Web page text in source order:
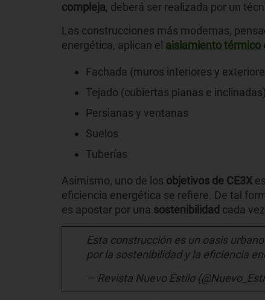
compleja, deberá ser realizada por un
Las construcciones más modernas,
energética, aplican el aislamiento térmico
Fachada (muros interiores y
Tejado (cubiertas planas e inclinadas)
Persianas y ventanas
Suelos
Tuberías
Asimismo, uno de los objetivos de CE3X
eficiencia energética se refiere. De tal
es apostar por una sostenibilidad cada
Esta construcción es un oasis
por la sostenibilidad y la eficiencia
— Revista Nuevo Estilo